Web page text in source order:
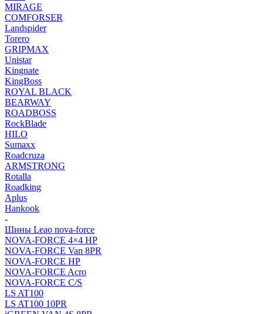
MIRAGE
COMFORSER
Landspider
Torero
GRIPMAX
Unistar
Kingnate
KingBoss
ROYAL BLACK
BEARWAY
ROADBOSS
RockBlade
HILO
Sumaxx
Roadcruza
ARMSTRONG
Rotalla
Roadking
Aplus
Hankook
-
Шины Leao nova-force
NOVA-FORCE 4×4 HP
NOVA-FORCE Van 8PR
NOVA-FORCE HP
NOVA-FORCE Acro
NOVA-FORCE C/S
LS AT100
LS AT100 10PR